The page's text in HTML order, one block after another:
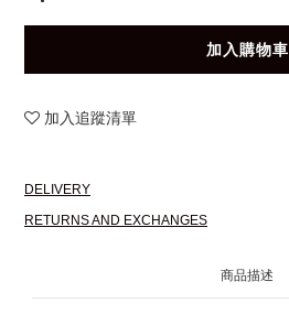
加入購物車
加入追蹤清單
DELIVERY
RETURNS AND EXCHANGES
商品描述